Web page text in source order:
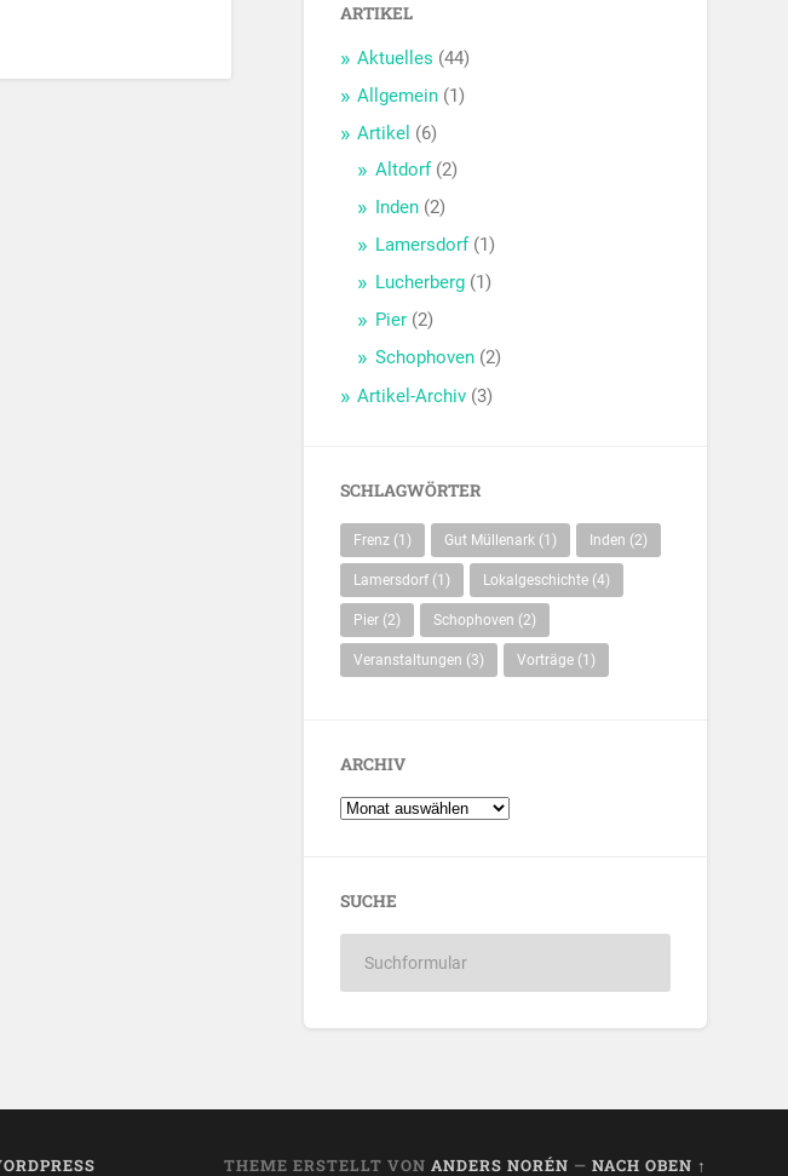
ARTIKEL
Aktuelles (44)
Allgemein (1)
Artikel (6)
Altdorf(2)
Inden (2)
Lamersdorf(1)
Lucherberg (1)
Pier (2)
Schophoven (2)
Artikel-Archiv (3)
SCHLAGWÖRTER
Frenz (1) Gut Müllenark (1) Inden (2)
Lamersdorf (1) Lokalgeschichte (4)
Pier (2) Schophoven (2)
Veranstaltungen (3) Vorträge (1)
ARCHIV
SUCHE
THEME ERSTELLT VON ANDERS NORÉN — NACH OBEN ↑